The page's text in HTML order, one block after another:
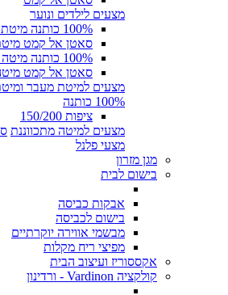
מצעים לילדים ונוער
100% כותנה מיטת יחיד 90/200
סאטן אל קמט מיטת
100% כותנה מיטה וחצי 120/200
סאטן אל קמט מיטה וחצי
מצעים למיטת מעבר
100% כותנה
ציפות 150/200
מצעים למיטה מתכווננת
מצעי פלנל
מגן מזרון
בישום לבית
אבקות כביסה
בישום לכביסה
מבשמי אווירה יוקרתיים
מפיצי ריח מקלות
אקססוריז ועיצוב הבית
קולקציה Vardinon - ורדינון